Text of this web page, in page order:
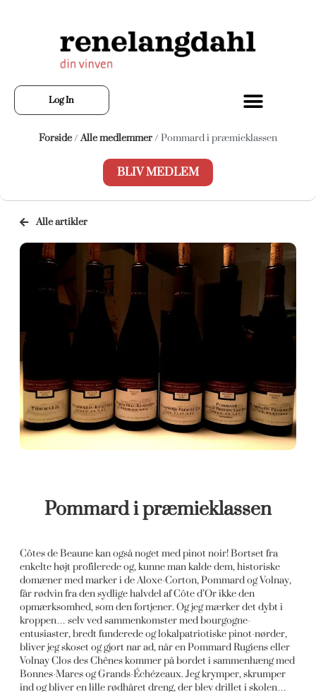
Log In
Forside/Alle medlemmer/ Pommard i præmieklassen
BLIV MEDLEM
Alle artikler
Pommard i præmieklassen
Côtes de Beaune kan også noget med pinot noir! Bortset fra
enkelte højt profilerede og, kunne man kalde dem, historiske
domæner med marker i de Aloxe-Corton, Pommard og Volnay,
får rødvin fra den sydlige halvdel af Côte d’Or ikke den
opmærksomhed, som den fortjener. Og jeg mærker det dybt i
kroppen… selv ved sammenkomster med bourgogne-
entusiaster, bredt funderede og lokalpatriotiske pinot-nørder,
bliver jeg skoset og gjort nar ad, når en Pommard Rugiens eller
Volnay Clos des Chênes kommer på bordet i sammenhæng med
Bonnes-Mares og Grands-Échézeaux. Jeg krymper, skrumper
ind og bliver en lille rødhåret dreng, der blev drillet i skolen…